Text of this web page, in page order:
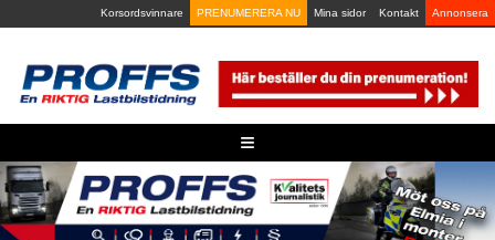
to
Korsordsvinnare PRENUMERERA NU Mina sidor Kontakt Annonsera
≡